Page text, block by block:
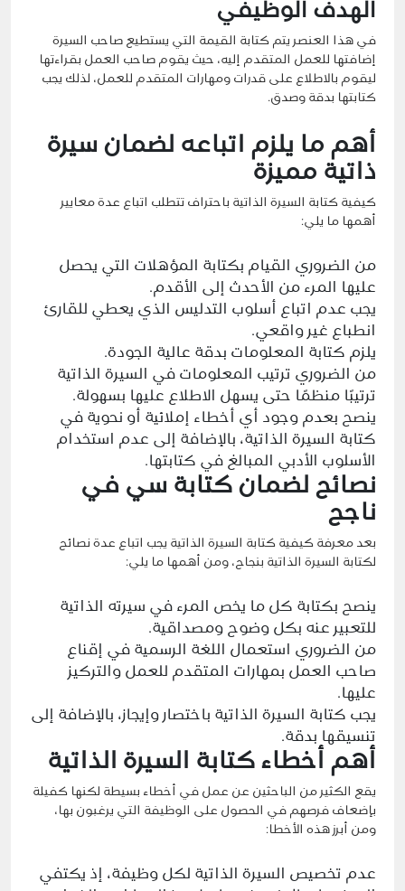
الهدف الوظيفي
في هذا العنصر يتم كتابة القيمة التي يستطيع صاحب السيرة
إضافتها للعمل المتقدم إليه، حيث يقوم صاحب العمل بقراءتها
ليقوم بالاطلاع على قدرات ومهارات المتقدم للعمل، لذلك يجب
كتابتها بدقة وصدق.
أهم ما يلزم اتباعه لضمان سيرة
ذاتية مميزة
كيفية كتابة السيرة الذاتية باحتراف تتطلب اتباع عدة معايير
أهمها ما يلي:
من الضروري القيام بكتابة المؤهلات التي يحصل
عليها المرء من الأحدث إلى الأقدم.
يجب عدم اتباع أسلوب التدليس الذي يعطي للقارئ
انطباع غير واقعي.
يلزم كتابة المعلومات بدقة عالية الجودة.
من الضروري ترتيب المعلومات في السيرة الذاتية
ترتيبًا منظمًا حتى يسهل الاطلاع عليها بسهولة.
ينصح بعدم وجود أي أخطاء إملائية أو نحوية في
كتابة السيرة الذاتية، بالإضافة إلى عدم استخدام
الأسلوب الأدبي المبالغ في كتابتها.
نصائح لضمان كتابة سي في
ناجح
بعد معرفة كيفية كتابة السيرة الذاتية يجب اتباع عدة نصائح
لكتابة السيرة الذاتية بنجاح، ومن أهمها ما يلي:
ينصح بكتابة كل ما يخص المرء في سيرته الذاتية
للتعبير عنه بكل وضوح ومصداقية.
من الضروري استعمال اللغة الرسمية في إقناع
صاحب العمل بمهارات المتقدم للعمل والتركيز
عليها.
يجب كتابة السيرة الذاتية باختصار وإيجاز، بالإضافة إلى
تنسيقها بدقة.
أهم أخطاء كتابة السيرة الذاتية
يقع الكثير من الباحثين عن عمل في أخطاء بسيطة لكنها كفيلة
بإضعاف فرصهم في الحصول على الوظيفة التي يرغبون بها،
ومن أبرز هذه الأخطا:
عدم تخصيص السيرة الذاتية لكل وظيفة، إذ يكتفي